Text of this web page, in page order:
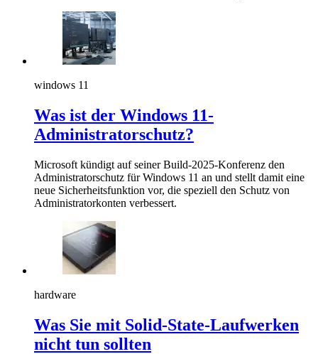
windows 11
Was ist der Windows 11-
Administratorschutz?
Microsoft kündigt auf seiner Build-2025-Konferenz den
Administratorschutz für Windows 11 an und stellt damit eine
neue Sicherheitsfunktion vor, die speziell den Schutz von
Administratorkonten verbessert.
hardware
Was Sie mit Solid-State-Laufwerken
nicht tun sollten